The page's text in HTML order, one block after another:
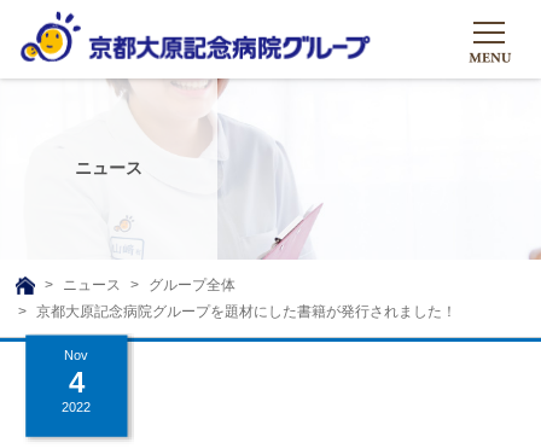
グループについて
グループについて
理事長挨拶
沿革ストーリー
基本的マインド
グループの取り組み
リハビリテーション
訪問サービス
大原のこと
メディア
ニュース
広報誌
シャトルバス
ニュース
TOP
ニュース
グループ全体
京都大原記念病院グループを題材にした書籍が発行されました！
Nov
4
2022